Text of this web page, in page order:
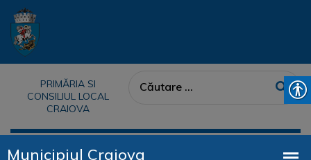
PRIMĂRIA SI
CONSILIUL LOCAL
CRAIOVA